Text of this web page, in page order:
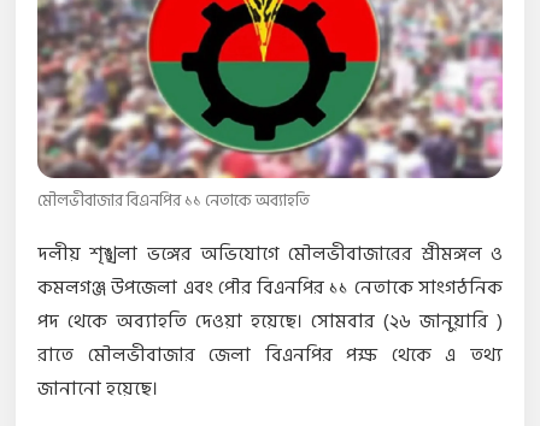
মৌলভীবাজার বিএনপির ১১ নেতাকে অব্যাহতি
দলীয় শৃঙ্খলা ভঙ্গের অভিযোগে মৌলভীবাজারের শ্রীমঙ্গল ও
কমলগঞ্জ উপজেলা এবং পৌর বিএনপির ১১ নেতাকে সাংগঠনিক
পদ থেকে অব্যাহতি দেওয়া হয়েছে। সোমবার (২৬ জানুয়ারি )
রাতে মৌলভীবাজার জেলা বিএনপির পক্ষ থেকে এ তথ্য
জানানো হয়েছে।